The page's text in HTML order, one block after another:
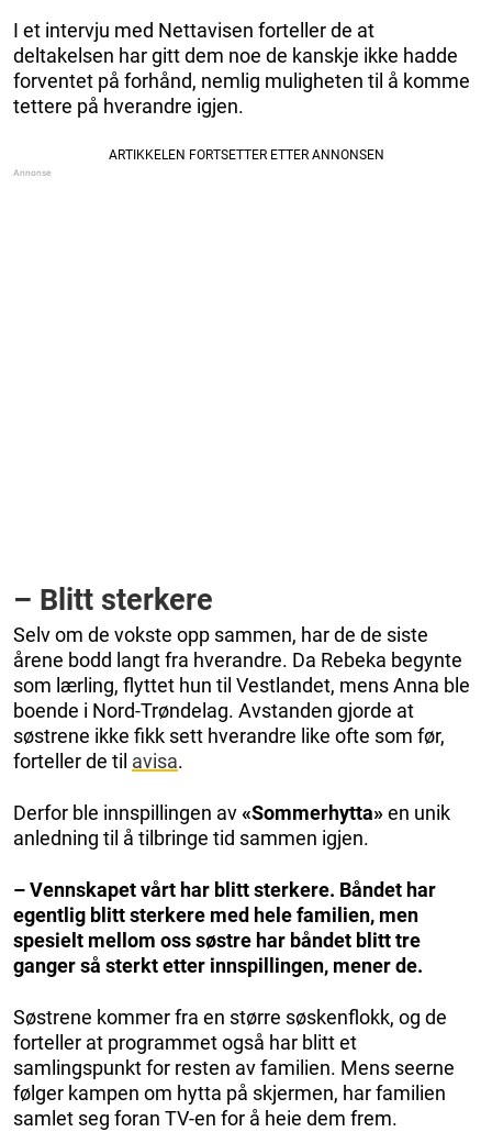
I et intervju med Nettavisen forteller de at
deltakelsen har gitt dem noe de kanskje ikke hadde
forventet på forhånd, nemlig muligheten til å komme
tettere på hverandre igjen.
– Blitt sterkere
Selv om de vokste opp sammen, har de de siste
årene bodd langt fra hverandre. Da Rebeka begynte
som lærling, flyttet hun til Vestlandet, mens Anna ble
boende i Nord-Trøndelag. Avstanden gjorde at
søstrene ikke fikk sett hverandre like ofte som før,
forteller de til avisa.
Derfor ble innspillingen av«Sommerhytta»en unik
anledning til å tilbringe tid sammen igjen.
– Vennskapet vårt har blitt sterkere. Båndet har
egentlig blitt sterkere med hele familien, men
spesielt mellom oss søstre har båndet blitt tre
ganger så sterkt etter innspillingen, mener de.
Søstrene kommer fra en større søskenflokk, og de
forteller at programmet også har blitt et
samlingspunkt for resten av familien. Mens seerne
følger kampen om hytta på skjermen, har familien
samlet seg foran TV-en for å heie dem frem.